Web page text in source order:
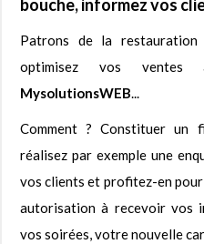
bouche, informez vos
Patrons de la
optimisez vos ventes
MysolutionsWEB...
Comment ? Constituer un
réalisez par exemple une
vos clients et profitez-en
autorisation à recevoir vos
vos soirées, votre nouvelle